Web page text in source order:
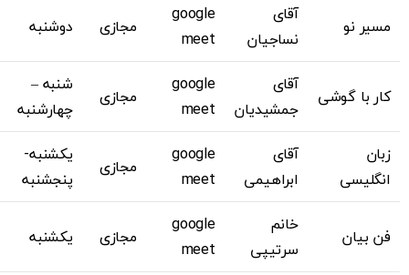
مسیر نو
آقای
نساجیان
google
meet
مجازی دوشنبه
کار با گوشی
آقای
جمشیدیان
google
meet
مجازی
شنبه –
چهارشنبه
زبان
انگلیسی
آقای
ابراهیمی
google
meet
مجازی
یکشنبه-
پنجشنبه
فن بیان
خانم
سرتیپی
google
meet
مجازی یکشنبه